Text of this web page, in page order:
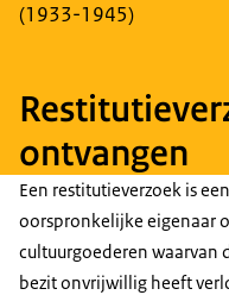
(1933-1945)
ontvangen
Een restitutieverzoek is
oorspronkelijke eigenaar
cultuurgoederen waarvan
bezit onvrijwillig heeft